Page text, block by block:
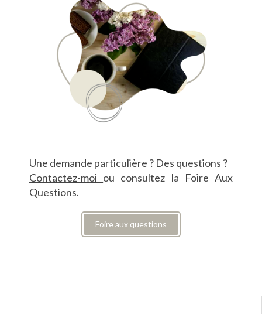
Une demande particulière ? Des questions ?
Contactez-moi ou consultez la Foire Aux
Questions.
Foire aux questions